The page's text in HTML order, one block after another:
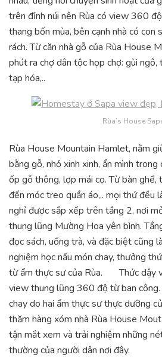
trên đỉnh núi nên Rùa có view 360
thang bốn mùa, bên cạnh nhà có con
rách. Từ căn nhà gỗ của Rùa House
phút ra chợ dân tộc họp chợ: gùi ngô,
tạp hóa,..
Rùa’s House
Rùa House Mountain Hamlet, nằm
bằng gỗ, nhỏ xinh xinh, ẩn mình
ốp gỗ thông, lợp mái cọ. Từ bàn ghế,
đến móc treo quần áo,.. mọi thứ đều
nghỉ được sắp xếp trên tầng 2, nơi
thung lũng Mường Hoa yên bình.
đọc sách, uống trà, và đặc biệt cũng
nghiệm học nấu món chay, thưởng
từ ẩm thực sư của Rùa. Thức dậy
view thung lũng 360 độ từ ban
chay do hai ẩm thực sư thực dưỡng
thăm hàng xóm nhà Rùa House
tận mắt xem và trải nghiệm những
thường của người dân nơi đây.